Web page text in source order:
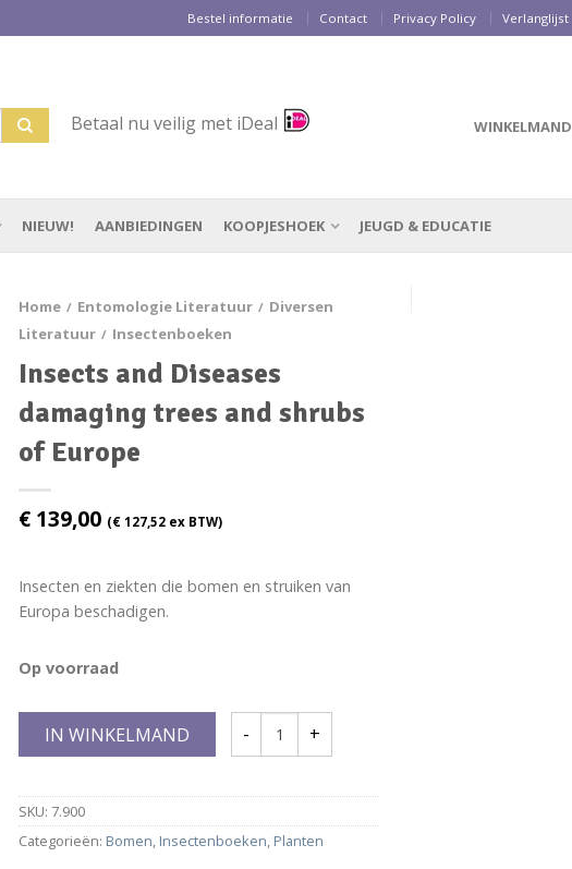
Bestel informatie Contact Privacy Policy Verlanglijst
Betaal nu veilig met iDeal WINKELMAND
NIEUW! AANBIEDINGEN KOOPJESHOEK JEUGD & EDUCATIE
Home / Entomologie Literatuur / Diversen
Literatuur / Insectenboeken
Insects and Diseases
damaging trees and shrubs
of Europe
€ 139,00 (€ 127,52 ex BTW)
Insecten en ziekten die bomen en struiken van
Europa beschadigen.
Op voorraad
IN WINKELMAND
SKU: 7.900
Categorieën: Bomen, Insectenboeken, Planten